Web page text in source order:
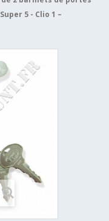
5 - Clio 1 –